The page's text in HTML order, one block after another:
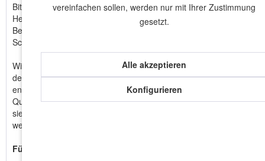
Bitte berücksichtigen Sie bei der Nutzung unserer Produkte die
Herstellerangaben zu den Materialien.
Bei der Verwendung der Schrauben wird das Tragen einer
Schutzbrille empfohlen.
Wir, die Helfast GmbH & Co. KG, sind ein engagierter Hersteller,
der seine Schrauben mit höchstem Anspruch an Qualität
entwickelt. Unsere Produkte werden unter strengen
Qualitätsstandards in Taiwan gefertigt, um sicherzustellen, dass
sie den Anforderungen unserer Kunden weltweit gerecht
werden.
Für mehr Informationen:
vereinfachen sollen, werden nur mit Ihrer Zustimmung
gesetzt.
Alle akzeptieren
Konfigurieren